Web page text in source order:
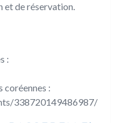
et de réservation.
:
coréennes :
338720149486987/